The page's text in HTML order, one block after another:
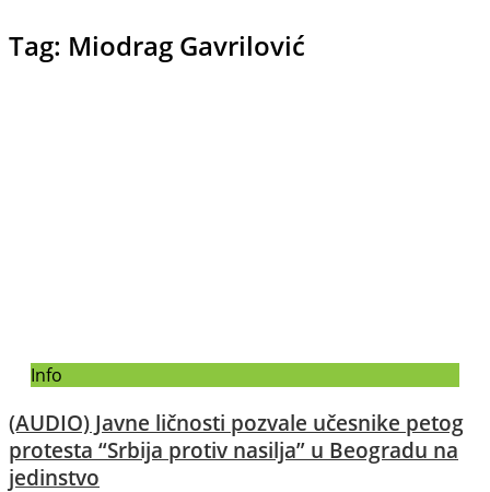
Tag: Miodrag Gavrilović
Info
(AUDIO) Javne ličnosti pozvale učesnike petog
protesta “Srbija protiv nasilja” u Beogradu na
jedinstvo